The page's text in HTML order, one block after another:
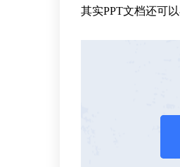
其实PPT文档还可以